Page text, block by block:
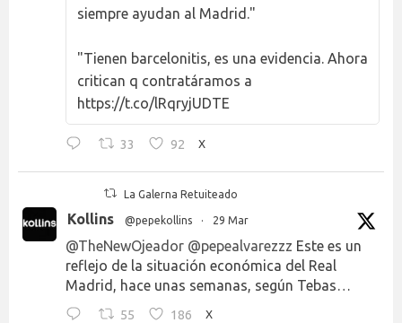
siempre ayudan al Madrid."
"Tienen barcelonitis, es una evidencia. Ahora
critican q contratáramos a
https://t.co/lRqryjUDTE
33 92 X
La Galerna Retuiteado
Kollins @pepekollins · 29 Mar
@TheNewOjeador @pepealvarezzz Este es un
reflejo de la situación económica del Real
Madrid, hace unas semanas, según Tebas…
55 186 X